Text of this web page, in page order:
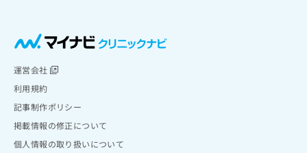
運営会社
利用規約
記事制作ポリシー
掲載情報の修正について
個人情報の取り扱いについて